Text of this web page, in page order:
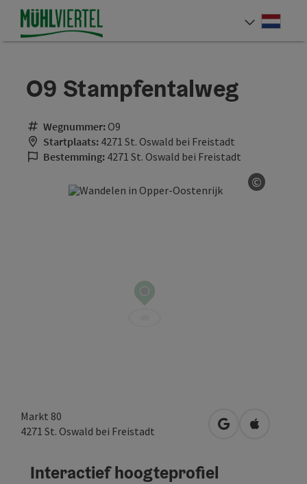
InhoudAccesskey
[0]
NavigatieAccesskey
[1]
PaginabeginAccesskey
[2]
O9 Stampfentalweg
Wegnummer:O9
Startplaats: 4271 St. Oswald bei Freistadt
Bestemming: 4271 St. Oswald bei Freistadt
©
Markt 80
4271 St. Oswald bei Freistadt Openen inOpenen
Interactief hoogteprofiel